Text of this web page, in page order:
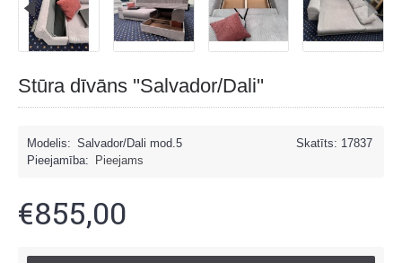
Stūra dīvāns ''Salvador/Dali''
Skatīts: 17837
Modelis: Salvador/Dali mod.5
Pieejamība:
Pieejams
€855,00